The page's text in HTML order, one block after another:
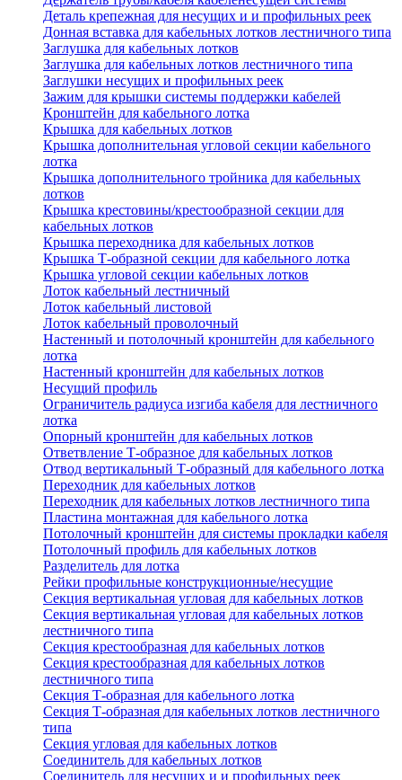
Деталь крепежная для несущих и и профильных реек
Донная вставка для кабельных лотков лестничного типа
Заглушка для кабельных лотков
Заглушка для кабельных лотков лестничного типа
Заглушки несущих и профильных реек
Зажим для крышки системы поддержки кабелей
Кронштейн для кабельного лотка
Крышка для кабельных лотков
Крышка дополнительная угловой секции кабельного
лотка
Крышка дополнительного тройника для кабельных
лотков
Крышка крестовины/крестообразной секции для
кабельных лотков
Крышка переходника для кабельных лотков
Крышка Т-образной секции для кабельного лотка
Крышка угловой секции кабельных лотков
Лоток кабельный лестничный
Лоток кабельный листовой
Лоток кабельный проволочный
Настенный и потолочный кронштейн для кабельного
лотка
Настенный кронштейн для кабельных лотков
Несущий профиль
Ограничитель радиуса изгиба кабеля для лестничного
лотка
Опорный кронштейн для кабельных лотков
Ответвление Т-образное для кабельных лотков
Отвод вертикальный Т-образный для кабельного лотка
Переходник для кабельных лотков
Переходник для кабельных лотков лестничного типа
Пластина монтажная для кабельного лотка
Потолочный кронштейн для системы прокладки кабеля
Потолочный профиль для кабельных лотков
Разделитель для лотка
Рейки профильные конструкционные/несущие
Секция вертикальная угловая для кабельных лотков
Секция вертикальная угловая для кабельных лотков
лестничного типа
Секция крестообразная для кабельных лотков
Секция крестообразная для кабельных лотков
лестничного типа
Секция Т-образная для кабельного лотка
Секция Т-образная для кабельных лотков лестничного
типа
Секция угловая для кабельных лотков
Соединитель для кабельных лотков
Соединитель для несущих и и профильных реек